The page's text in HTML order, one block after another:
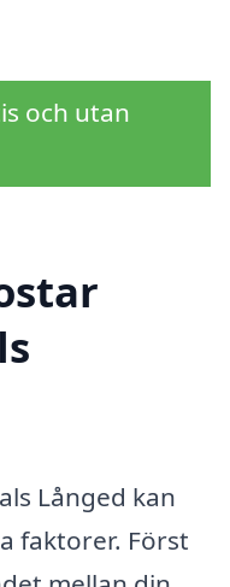
och utan
Långed kan
faktorer. Först